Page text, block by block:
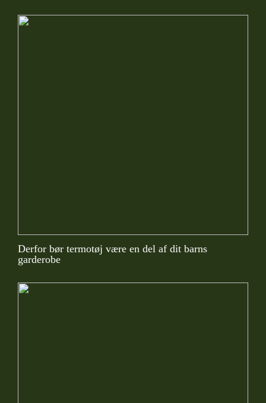
Derfor bør termotøj være en del af dit barns
garderobe